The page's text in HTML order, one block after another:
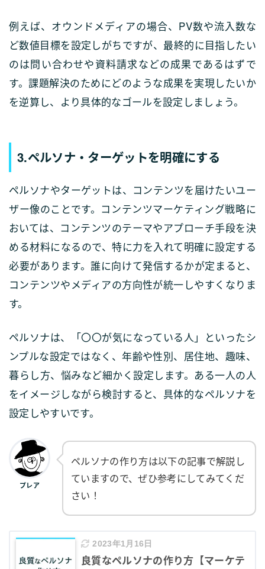
例えば、オウンドメディアの場合、PV数や流入数な
ど数値目標を設定しがちですが、最終的に目指したい
のは問い合わせや資料請求などの成果であるはずで
す。課題解決のためにどのような成果を実現したいか
を逆算し、より具体的なゴールを設定しましょう。
3.ペルソナ・ターゲットを明確にする
ペルソナやターゲットは、コンテンツを届けたいユー
ザー像のことです。コンテンツマーケティング戦略に
おいては、コンテンツのテーマやアプローチ手段を決
める材料になるので、特に力を入れて明確に設定する
必要があります。誰に向けて発信するかが定まると、
コンテンツやメディアの方向性が統一しやすくなりま
す。
ペルソナは、「〇〇が気になっている人」といったシ
ンプルな設定ではなく、年齢や性別、居住地、趣味、
暮らし方、悩みなど細かく設定します。ある一人の人
をイメージしながら検討すると、具体的なペルソナを
設定しやすいです。
プレア
ペルソナの作り方は以下の記事で解説し
ていますので、ぜひ参考にしてみてくだ
さい！
2023年1月16日
良質なペルソナの作り方【マーケテ